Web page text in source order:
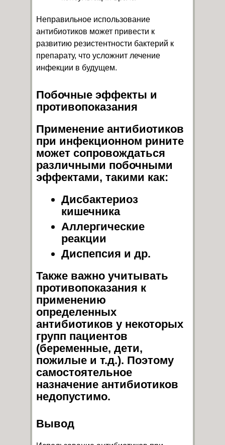
Неправильное использование
антибиотиков может привести к
развитию резистентности бактерий к
препарату, что усложнит лечение
инфекции в будущем.
Побочные эффекты и
противопоказания
Применение антибиотиков
при инфекционном рините
может сопровождаться
различными побочными
эффектами, такими как:
Дисбактериоз
кишечника
Аллергические
реакции
Диспепсия и др.
Также важно учитывать
противопоказания к
применению
определенных
антибиотиков у некоторых
групп пациентов
(беременные, дети,
пожилые и т.д.). Поэтому
самостоятельное
назначение антибиотиков
недопустимо.
Вывод